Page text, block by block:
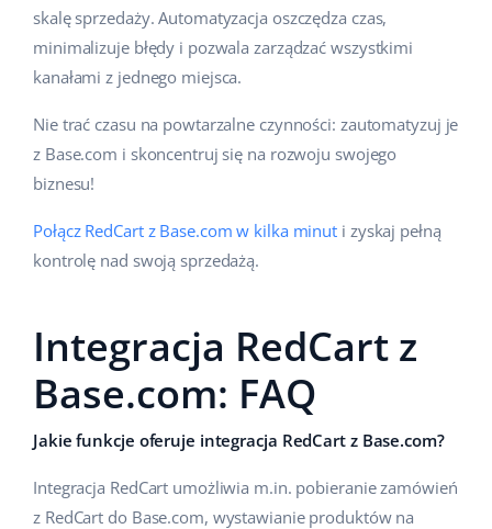
skalę sprzedaży. Automatyzacja oszczędza czas,
minimalizuje błędy i pozwala zarządzać wszystkimi
kanałami z jednego miejsca.
Nie trać czasu na powtarzalne czynności: zautomatyzuj je
z Base.com i skoncentruj się na rozwoju swojego
biznesu!
Połącz RedCart z Base.com w kilka minut i zyskaj pełną
kontrolę nad swoją sprzedażą.
Integracja RedCart z
Base.com: FAQ
Jakie funkcje oferuje integracja RedCart z Base.com?
Integracja RedCart umożliwia m.in. pobieranie zamówień
z RedCart do Base.com, wystawianie produktów na